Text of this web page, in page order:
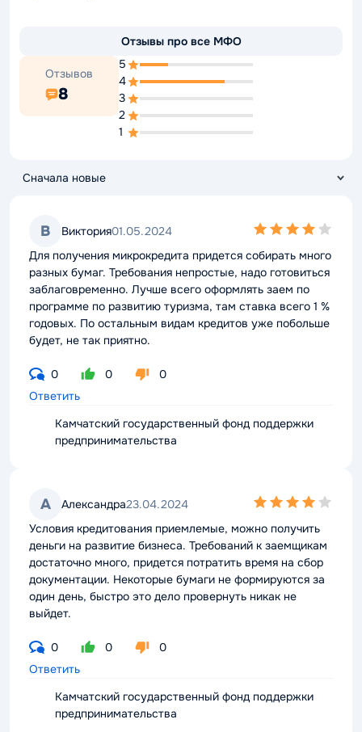
Отзывы про все МФО
Отзывов
8
5
4
3
2
1
В Виктория01.05.2024
4,0
Для получения микрокредита придется собирать много
разных бумаг. Требования непростые, надо готовиться
заблаговременно. Лучше всего оформлять заем по
программе по развитию туризма, там ставка всего 1 %
годовых. По остальным видам кредитов уже побольше
будет, не так приятно.
0 0
0
Ответить
Камчатский государственный фонд поддержки
предпринимательства
А Александра23.04.2024
4,0
Условия кредитования приемлемые, можно получить
деньги на развитие бизнеса. Требований к заемщикам
достаточно много, придется потратить время на сбор
документации. Некоторые бумаги не формируются за
один день, быстро это дело провернуть никак не
выйдет.
0 0
0
Ответить
Камчатский государственный фонд поддержки
предпринимательства